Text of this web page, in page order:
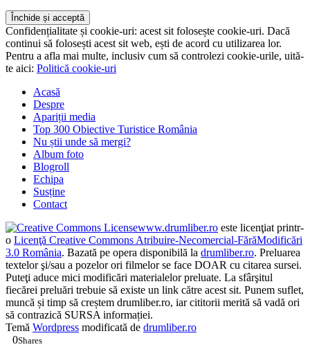
Confidențialitate și cookie-uri: acest sit folosește cookie-uri. Dacă
continui să folosești acest sit web, ești de acord cu utilizarea lor.
Pentru a afla mai multe, inclusiv cum să controlezi cookie-urile, uită-
Acasă
Despre
Apariții media
Top 300 Obiective Turistice România
Nu știi unde să mergi?
Album foto
Blogroll
Echipa
Susține
www.drumliber.roeste licenţiat printr-
oLicenţă Creative Commons Atribuire-Necomercial-FărăModificări
3.0 România. Bazată pe opera disponibilă ladrumliber.ro. Preluarea
textelor şi/sau a pozelor ori filmelor se face DOAR cu citarea sursei.
Puteţi aduce mici modificări materialelor preluate. La sfârşitul
fiecărei preluări trebuie să existe un link către acest sit. Punem suflet,
muncă și timp să creștem drumliber.ro, iar cititorii merită să vadă ori
să contrazică SURSA informației.
TemăWordpress